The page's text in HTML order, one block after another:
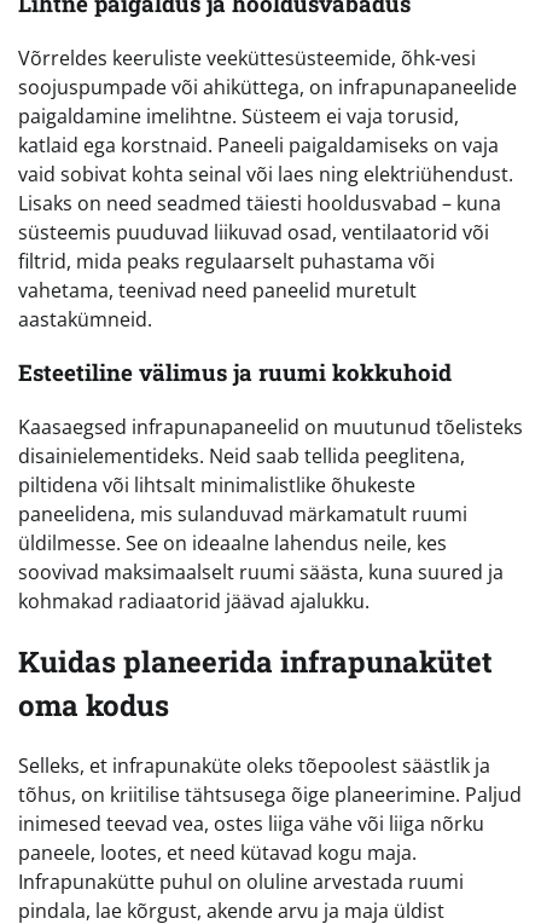
Võrreldes keeruliste veeküttesüsteemide, õhk-vesi
soojuspumpade või ahiküttega, on infrapunapaneelide
paigaldamine imelihtne. Süsteem ei vaja torusid,
katlaid ega korstnaid. Paneeli paigaldamiseks on vaja
vaid sobivat kohta seinal või laes ning elektriühendust.
Lisaks on need seadmed täiesti hooldusvabad – kuna
süsteemis puuduvad liikuvad osad, ventilaatorid või
filtrid, mida peaks regulaarselt puhastama või
vahetama, teenivad need paneelid muretult
aastakümneid.
Esteetiline välimus ja ruumi kokkuhoid
Kaasaegsed infrapunapaneelid on muutunud tõelisteks
disainielementideks. Neid saab tellida peeglitena,
piltidena või lihtsalt minimalistlike õhukeste
paneelidena, mis sulanduvad märkamatult ruumi
üldilmesse. See on ideaalne lahendus neile, kes
soovivad maksimaalselt ruumi säästa, kuna suured ja
kohmakad radiaatorid jäävad ajalukku.
Kuidas planeerida infrapunakütet
oma kodus
Selleks, et infrapunaküte oleks tõepoolest säästlik ja
tõhus, on kriitilise tähtsusega õige planeerimine. Paljud
inimesed teevad vea, ostes liiga vähe või liiga nõrku
paneele, lootes, et need kütavad kogu maja.
Infrapunakütte puhul on oluline arvestada ruumi
pindala, lae kõrgust, akende arvu ja maja üldist